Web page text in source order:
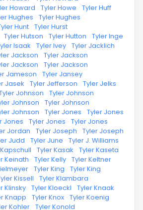
Howard · Tyler Howe · Tyler Huff
Hughes · Tyler Hughes
Hunt · Tyler Hurst
· Tyler Hutson · Tyler Hutton · Tyler Inge
Isaak · Tyler Ivey · Tyler Jacklich
Jackson · Tyler Jackson
Jackson · Tyler Jackson
Jameson · Tyler Jansey
Jasek · Tyler Jefferson · Tyler Jelks
Johnson · Tyler Johnson
Johnson · Tyler Johnson
Johnson · Tyler Jones · Tyler Jones
Jones · Tyler Jones · Tyler Jones
Jordan · Tyler Joseph · Tyler Joseph
Judd · Tyler June · Tyler J. Williams
· Tyler Kasak · Tyler Kaseta
Keinath · Tyler Kelly · Tyler Keltner
· Tyler King · Tyler King
Kissell · Tyler Klambara
Klinsky · Tyler Kloeckl · Tyler Knaak
Knapp · Tyler Knox · Tyler Koenig
Kohler · Tyler Konold